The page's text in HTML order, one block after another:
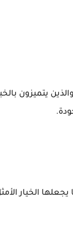
يتميزون
الخيار